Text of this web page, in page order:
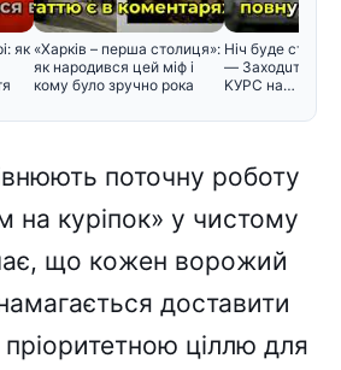
як «Харків – перша столиця»:
як народився цей міф і
кому було зручно рока
Hiч бyдe
— Зaxoдuть
KУPC нa…
поточну роботу
на куріпок» у чистому
що кожен ворожий
доставити
ціллю для